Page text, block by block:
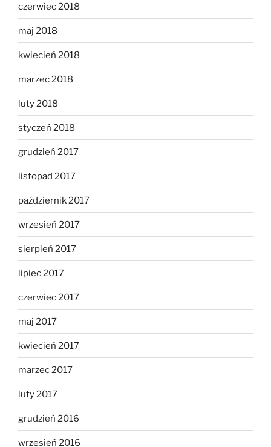
czerwiec 2018
maj 2018
kwiecień 2018
marzec 2018
luty 2018
styczeń 2018
grudzień 2017
listopad 2017
październik 2017
wrzesień 2017
sierpień 2017
lipiec 2017
czerwiec 2017
maj 2017
kwiecień 2017
marzec 2017
luty 2017
grudzień 2016
wrzesień 2016